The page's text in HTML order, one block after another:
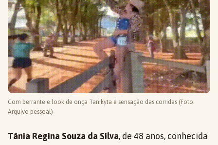
Com berrante e look de onça Tanikyta é sensação das corridas (Foto:
Arquivo pessoal)
Tânia Regina Souza da Silva, de 48 anos, conhecida